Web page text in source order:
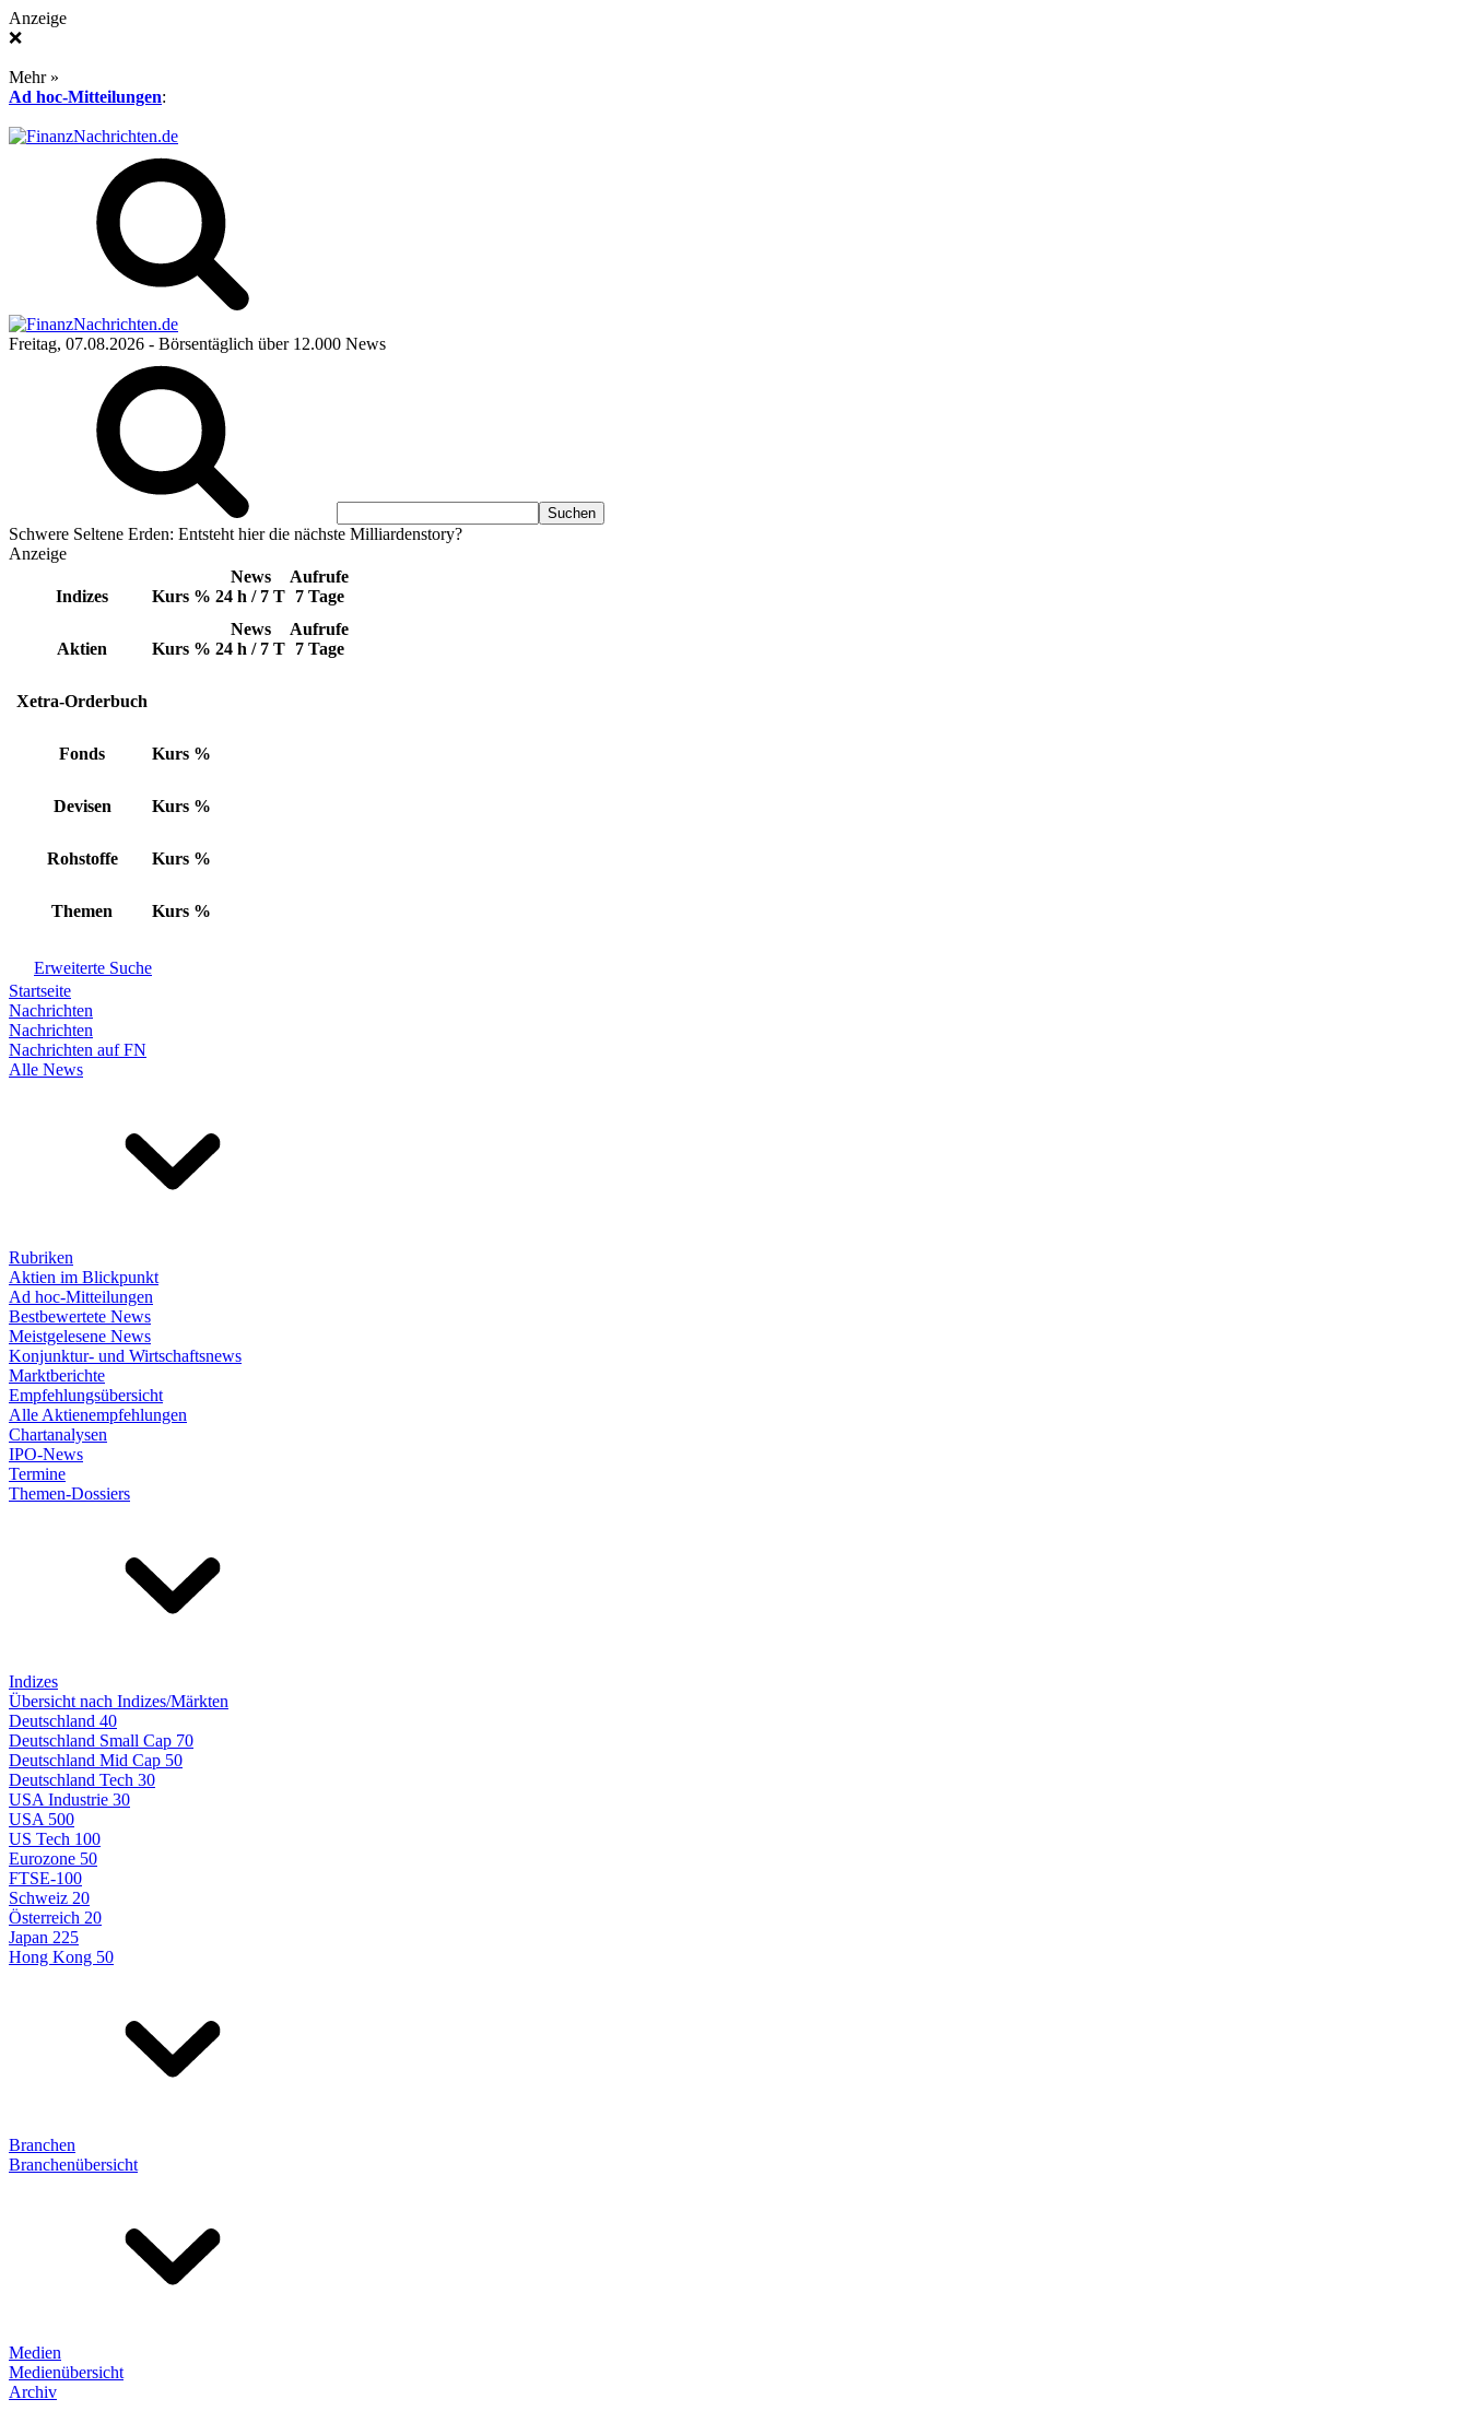
Anzeige
❌
Mehr »
Ad hoc-Mitteilungen:
Freitag, 07.08.2026 - Börsentäglich über 12.000 News
Schwere Seltene Erden: Entsteht hier die nächste Milliardenstory?
Anzeige
Indizes Kurs %
News
24 h / 7 T
Aufrufe
7 Tage
Aktien Kurs %
News
24 h / 7 T
Aufrufe
7 Tage
Xetra-Orderbuch
Fonds Kurs %
Devisen Kurs %
Rohstoffe Kurs %
Themen Kurs %
Erweiterte Suche
Startseite
Nachrichten
Nachrichten
Nachrichten auf FN
Alle News
Rubriken
Aktien im Blickpunkt
Ad hoc-Mitteilungen
Bestbewertete News
Meistgelesene News
Konjunktur- und Wirtschaftsnews
Marktberichte
Empfehlungsübersicht
Alle Aktienempfehlungen
Chartanalysen
IPO-News
Termine
Themen-Dossiers
Indizes
Übersicht nach Indizes/Märkten
Deutschland 40
Deutschland Small Cap 70
Deutschland Mid Cap 50
Deutschland Tech 30
USA Industrie 30
USA 500
US Tech 100
Eurozone 50
FTSE-100
Schweiz 20
Österreich 20
Japan 225
Hong Kong 50
Branchen
Branchenübersicht
Medien
Medienübersicht
Archiv